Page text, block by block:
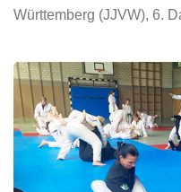
Württemberg (JJVW), 6.